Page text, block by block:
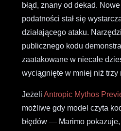
błąd, znany od dekad.
podatności stał się
działającego ataku.
publicznego kodu
zaatakowane w niecałe
wyciągnięte w mniej niż trzy
Jeżeli Antropic Mythos
możliwe gdy model czyta
błędów — Marimo